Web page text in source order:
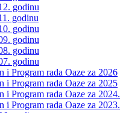
godinu
godinu
godinu
godinu
godinu
godinu
i Program rada Oaze za 2026
i Program rada Oaze za 2025
i Program rada Oaze za 2024.
i Program rada Oaze za 2023.